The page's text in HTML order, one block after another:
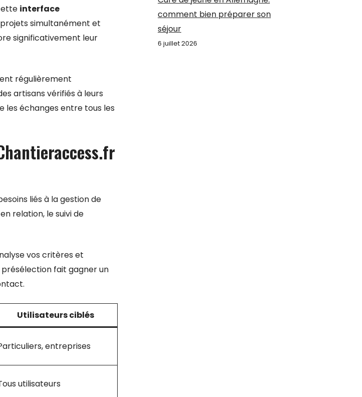
interface
simultanément et
significativement leur
régulièrement
artisans vérifiés à leurs
les échanges entre tous les
liés à la gestion de
relation, le suivi de
vos critères et
fait gagner un
Utilisateurs ciblés
entreprises
utilisateurs
comment bien préparer son
séjour
6 juillet 2026